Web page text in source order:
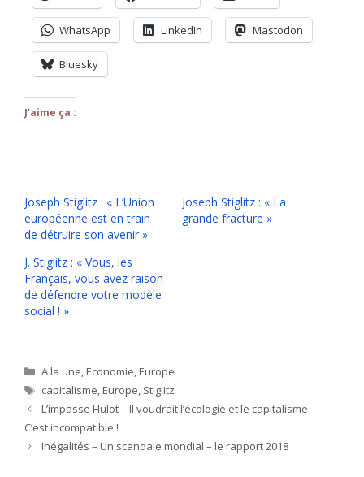
WhatsApp LinkedIn Mastodon
Bluesky
J’aime ça :
Joseph Stiglitz : « L’Union
européenne est en train
de détruire son avenir »
Joseph Stiglitz : « La
grande fracture »
J. Stiglitz : « Vous, les
Français, vous avez raison
de défendre votre modèle
social ! »
Catégories
A la une,Economie,Europe
Étiquettes
capitalisme,Europe, Stiglitz
L’impasse Hulot – Il voudrait l’écologie et le capitalisme –
C’est incompatible !
Inégalités – Un scandale mondial – le rapport 2018